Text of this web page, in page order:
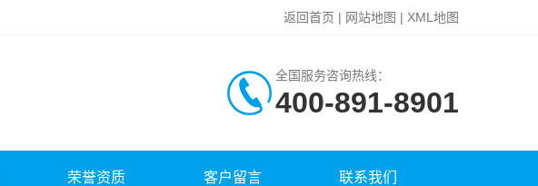
返回首页 | 网站地图 | XML地图
全国服务咨询热线：
400-891-8901
荣誉资质 客户留言 联系我们